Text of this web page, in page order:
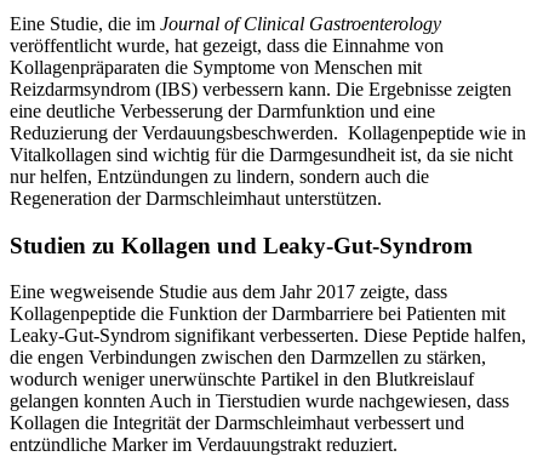
Eine Studie, die im Journal of Clinical Gastroenterology
veröffentlicht wurde, hat gezeigt, dass die Einnahme von
Kollagenpräparaten die Symptome von Menschen mit
Reizdarmsyndrom (IBS) verbessern kann. Die Ergebnisse zeigten
eine deutliche Verbesserung der Darmfunktion und eine
Reduzierung der Verdauungsbeschwerden. Kollagenpeptide wie in
Vitalkollagen sind wichtig für die Darmgesundheit ist, da sie nicht
nur helfen, Entzündungen zu lindern, sondern auch die
Regeneration der Darmschleimhaut unterstützen.
Studien zu Kollagen und Leaky-Gut-Syndrom
Eine wegweisende Studie aus dem Jahr 2017 zeigte, dass
Kollagenpeptide die Funktion der Darmbarriere bei Patienten mit
Leaky-Gut-Syndrom signifikant verbesserten. Diese Peptide halfen,
die engen Verbindungen zwischen den Darmzellen zu stärken,
wodurch weniger unerwünschte Partikel in den Blutkreislauf
gelangen konnten​ Auch in Tierstudien wurde nachgewiesen, dass
Kollagen die Integrität der Darmschleimhaut verbessert und
entzündliche Marker im Verdauungstrakt reduziert​.